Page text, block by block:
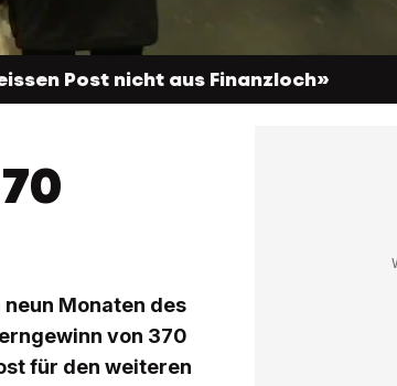
Post nicht aus Finanzloch»
Monaten des
von 370
für den weiteren